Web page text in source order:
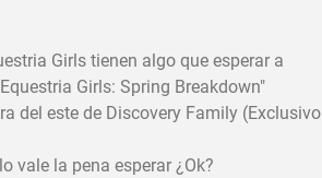
Girls tienen algo que esperar a
Girls: Spring Breakdown"
del este de Discovery Family (Exclusivo
vale la pena esperar ¿Ok?